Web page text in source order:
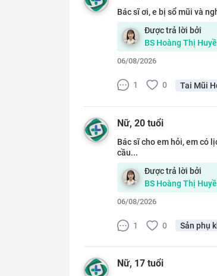
Bác sĩ ơi, e bị sổ mũi và
Được trả lời bởi
BS Hoàng Thị
06/08/2026
1 0 Tai Mũi
Nữ, 20 tuổi
Bác sĩ cho em hỏi, em có
cầu...
Được trả lời bởi
BS Hoàng Thị
06/08/2026
1 0 Sản phụ
Nữ, 17 tuổi